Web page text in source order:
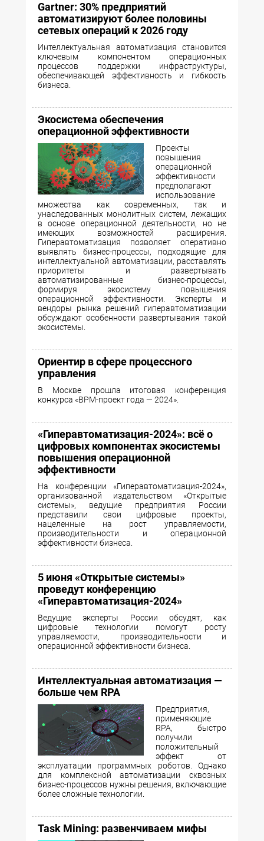
Gartner: 30% предприятий
автоматизируют более половины
сетевых операций к 2026 году
Интеллектуальная автоматизация становится
ключевым компонентом операционных
процессов поддержки инфраструктуры,
обеспечивающей эффективность и гибкость
бизнеса.
Экосистема обеспечения
операционной эффективности
Проекты
повышения
операционной
эффективности
предполагают
использование
множества как современных, так и
унаследованных монолитных систем, лежащих
в основе операционной деятельности, но не
имеющих возможностей расширения.
Гиперавтоматизация позволяет оперативно
выявлять бизнес-процессы, подходящие для
интеллектуальной автоматизации, расставлять
приоритеты и развертывать
автоматизированные бизнес-процессы,
формируя экосистему повышения
операционной эффективности. Эксперты и
вендоры рынка решений гиперавтоматизации
обсуждают особенности развертывания такой
экосистемы.
Ориентир в сфере процессного
управления
В Москве прошла итоговая конференция
конкурса «BPM-проект года — 2024».
«Гиперавтоматизация-2024»: всё о
цифровых компонентах экосистемы
повышения операционной
эффективности
На конференции «Гиперавтоматизация-2024»,
организованной издательством «Открытые
системы», ведущие предприятия России
представили свои цифровые проекты,
нацеленные на рост управляемости,
производительности и операционной
эффективности бизнеса.
5 июня «Открытые системы»
проведут конференцию
«Гиперавтоматизация-2024»
Ведущие эксперты России обсудят, как
цифровые технологии помогут росту
управляемости, производительности и
операционной эффективности бизнеса.
Интеллектуальная автоматизация —
больше чем RPA
Предприятия,
применяющие
RPA, быстро
получили
положительный
эффект от
эксплуатации программных роботов. Однако
для комплексной автоматизации сквозных
бизнес-процессов нужны решения, включающие
более сложные технологии.
Task Mining: развенчиваем мифы